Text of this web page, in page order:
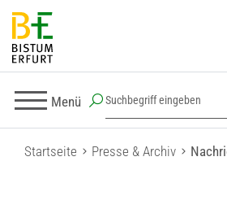
Menü
Startseite Presse & Archiv